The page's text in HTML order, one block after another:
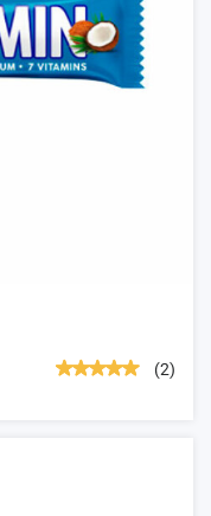
(2)